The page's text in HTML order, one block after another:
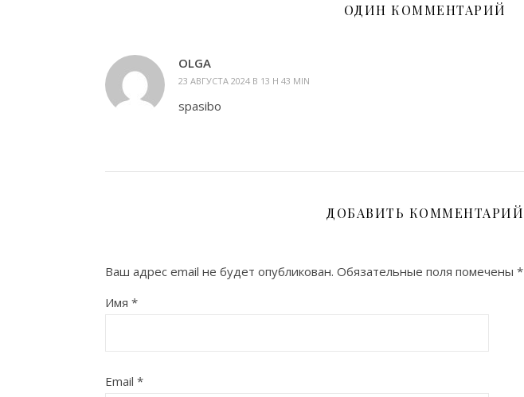
ОДИН КОММЕНТАРИЙ
OLGA
23 АВГУСТА 2024 В 13 H 43 MIN
spasibo
ДОБАВИТЬ КОММЕНТАРИЙ
Ваш адрес email не будет опубликован. Обязательные поля помечены *
Имя *
Email *